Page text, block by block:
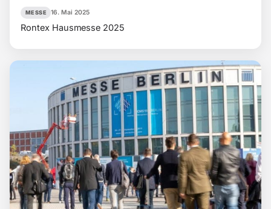
MESSE 16. Mai 2025
Rontex Hausmesse 2025